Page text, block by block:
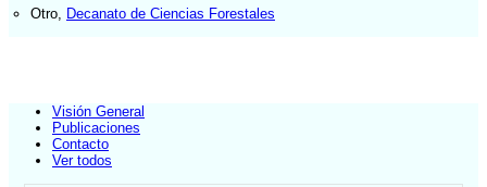
Otro Decanato de Ciencias Forestales
Visión General
Publicaciones
Contacto
Ver todos